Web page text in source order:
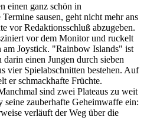
einen ganz schön in
sausen, geht nicht mehr ans
vor Redaktionsschluß abzugeben.
vor dem Monitor und ruckelt
am Joystick. "Rainbow Islands" ist
darin einen Jungen durch sieben
vier Spielabschnitten bestehen. Auf
er schmackhafte Früchte.
sind zwei Plateaus zu weit
seine zauberhafte Geheimwaffe ein:
verläuft der Weg über die